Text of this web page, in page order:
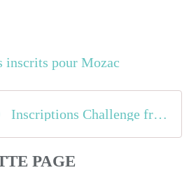
Inscriptions Challenge france Mozac
PAGE